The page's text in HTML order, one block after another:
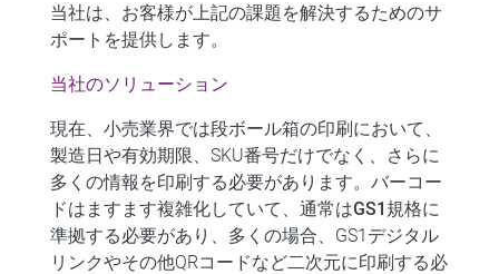
当社は、お客様が上記の課題を解決するためのサ
ポートを提供します。
当社のソリューション
現在、小売業界では段ボール箱の印刷において、
製造日や有効期限、SKU番号だけでなく、さらに
多くの情報を印刷する必要があります。 バーコー
ドはますます複雑化していて、通常はGS1規格に
準拠する必要があり、多くの場合、GS1デジタル
リンクやその他QRコードなど二次元に印刷する必